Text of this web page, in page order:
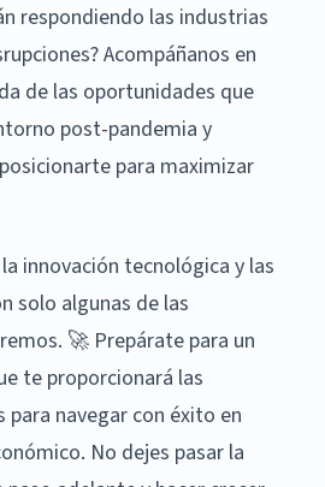
respondiendo las industrias
Acompáñanos en
de las oportunidades que
post-pandemia y
para maximizar
innovación tecnológica y las
solo algunas de las
🚀 Prepárate para un
te proporcionará las
para navegar con éxito en
No dejes pasar la